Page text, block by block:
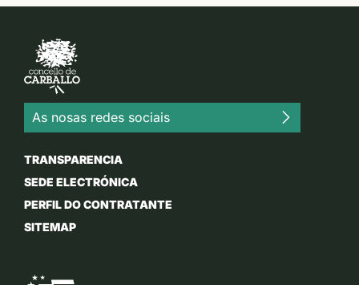
As nosas redes sociais
TRANSPARENCIA
SEDE ELECTRÓNICA
PERFIL DO CONTRATANTE
SITEMAP